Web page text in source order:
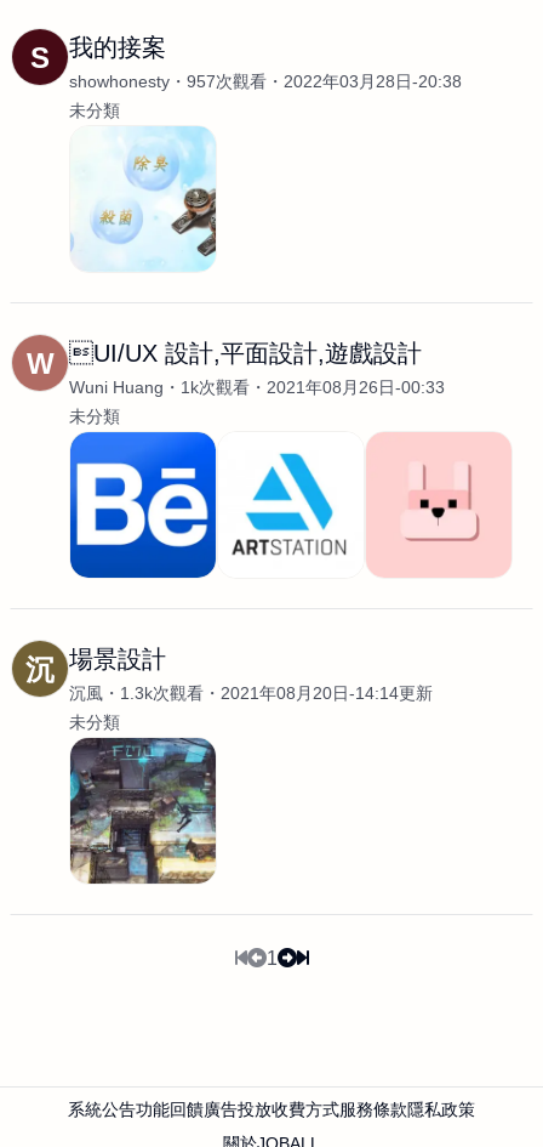
S 我的接案
showhonesty 957次觀看
2022年03月28日-20:38
未分類
W UI/UX 設計,平面設計,遊戲設計
Wuni Huang 1k次觀看
2021年08月26日-00:33
未分類
沉 場景設計
沉風 1.3k次觀看
2021年08月20日-14:14更新
未分類
1
系統公告功能回饋廣告投放收費方式服務條款隱私政策